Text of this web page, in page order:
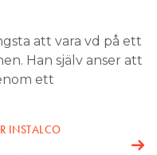
att vara vd på ett
Han själv anser att
ett
INSTALCO